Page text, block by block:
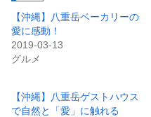
【沖縄】八重岳ベーカリーの
愛に感動！
2019-03-13
グルメ
【沖縄】八重岳ゲストハウス
で自然と「愛」に触れる